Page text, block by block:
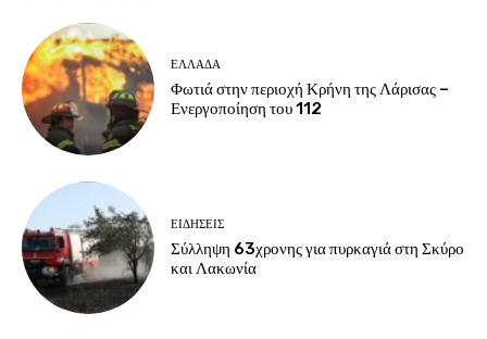
ΕΛΛΑΔΑ
Φωτιά στην περιοχή Κρήνη της Λάρισας –
Ενεργοποίηση του 112
ΕΙΔΗΣΕΙΣ
Σύλληψη 63χρονης για πυρκαγιά στη Σκύρο
και Λακωνία